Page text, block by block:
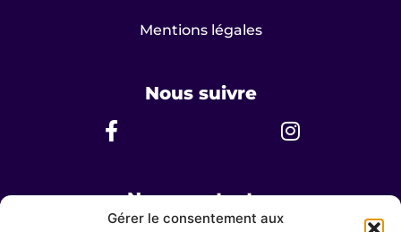
Gérer le consentement aux
Mentions légales
Nous suivre
Nous contacter